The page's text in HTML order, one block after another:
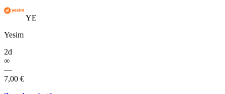
YE
Yesim
2d
∞
—
7,00 €